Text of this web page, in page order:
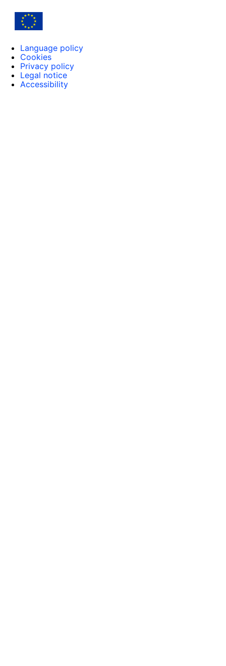
Language policy
Cookies
Privacy policy
Legal notice
Accessibility